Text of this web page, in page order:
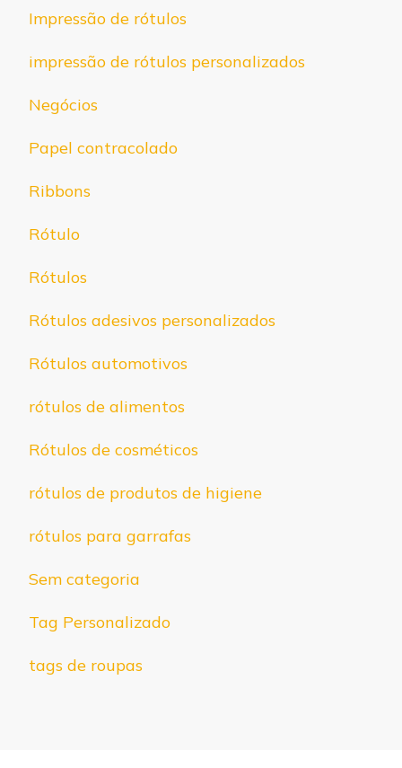
Impressão de rótulos
impressão de rótulos personalizados
Negócios
Papel contracolado
Ribbons
Rótulo
Rótulos
Rótulos adesivos personalizados
Rótulos automotivos
rótulos de alimentos
Rótulos de cosméticos
rótulos de produtos de higiene
rótulos para garrafas
Sem categoria
Tag Personalizado
tags de roupas